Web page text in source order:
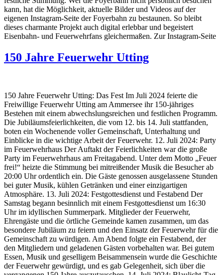
kann, hat die Möglichkeit, aktuelle Bilder und Videos auf der
eigenen Instagram-Seite der Foyerbahn zu bestaunen. So bleibt
dieses charmante Projekt auch digital erlebbar und begeistert
Eisenbahn- und Feuerwehrfans gleichermaßen. Zur Instagram-Seite
150 Jahre Feuerwehr Utting
150 Jahre Feuerwehr Utting: Das Fest Im Juli 2024 feierte die
Freiwillige Feuerwehr Utting am Ammersee ihr 150-jähriges
Bestehen mit einem abwechslungsreichen und festlichen Programm.
Die Jubiläumsfeierlichkeiten, die vom 12. bis 14. Juli stattfanden,
boten ein Wochenende voller Gemeinschaft, Unterhaltung und
Einblicke in die wichtige Arbeit der Feuerwehr. 12. Juli 2024: Party
im Feuerwehrhaus Der Auftakt der Feierlichkeiten war die große
Party im Feuerwehrhaus am Freitagabend. Unter dem Motto „Feuer
frei!“ heizte die Stimmung bei mitreißender Musik die Besucher ab
20:00 Uhr ordentlich ein. Die Gäste genossen ausgelassene Stunden
bei guter Musik, kühlen Getränken und einer einzigartigen
Atmosphäre. 13. Juli 2024: Festgottesdienst und Festabend Der
Samstag begann besinnlich mit einem Festgottesdienst um 16:30
Uhr im idyllischen Summerpark. Mitglieder der Feuerwehr,
Ehrengäste und die örtliche Gemeinde kamen zusammen, um das
besondere Jubiläum zu feiern und den Einsatz der Feuerwehr für die
Gemeinschaft zu würdigen. Am Abend folgte ein Festabend, der
den Mitgliedern und geladenen Gästen vorbehalten war. Bei gutem
Essen, Musik und geselligem Beisammensein wurde die Geschichte
der Feuerwehr gewürdigt, und es gab Gelegenheit, sich über die